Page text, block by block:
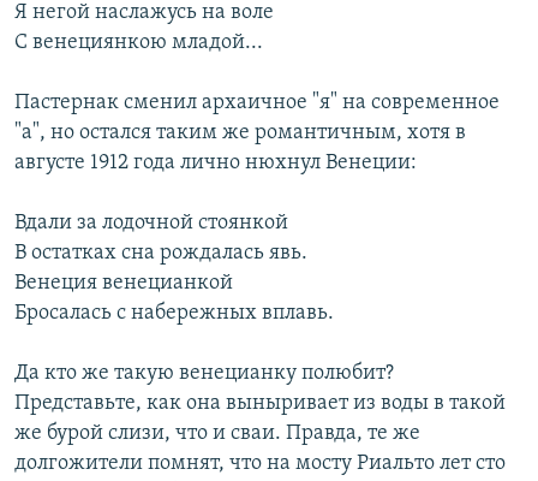
Я негой наслажусь на воле
С венециянкою младой...
Пастернак сменил архаичное "я" на современное
"а", но остался таким же романтичным, хотя в
августе 1912 года лично нюхнул Венеции:
Вдали за лодочной стоянкой
В остатках сна рождалась явь.
Венеция венецианкой
Бросалась с набережных вплавь.
Да кто же такую венецианку полюбит?
Представьте, как она выныривает из воды в такой
же бурой слизи, что и сваи. Правда, те же
долгожители помнят, что на мосту Риальто лет сто